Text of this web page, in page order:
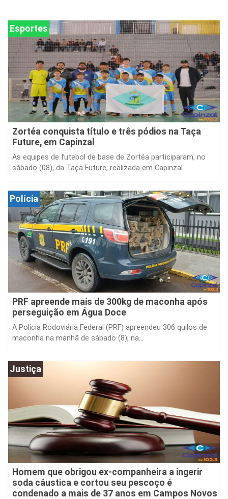
Esportes
Zortéa conquista título e três pódios na Taça
Future, em Capinzal
As equipes de futebol de base de Zortéa participaram, no
sábado (08), da Taça Future, realizada em Capinzal....
Polícia
PRF apreende mais de 300kg de maconha após
perseguição em Água Doce
A Polícia Rodoviária Federal (PRF) apreendeu 306 quilos de
maconha na manhã de sábado (8), na...
Justiça
Homem que obrigou ex-companheira a ingerir
soda cáustica e cortou seu pescoço é
condenado a mais de 37 anos em Campos Novos